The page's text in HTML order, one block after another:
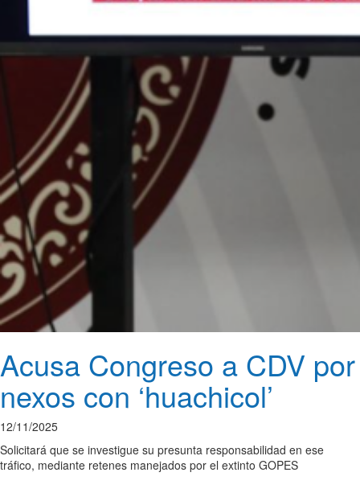
Acusa Congreso a CDV por
nexos con ‘huachicol’
12/11/2025
Solicitará que se investigue su presunta responsabilidad en ese
tráfico, mediante retenes manejados por el extinto GOPES